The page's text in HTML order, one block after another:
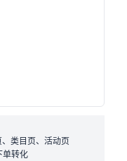
类目页、活动页
单转化